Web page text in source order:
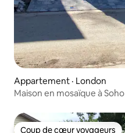
Appartement · London
Maison en mosaïque à Soho
Coup de cœur voyageurs